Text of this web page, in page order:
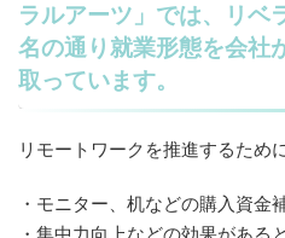
ラルアーツ」では、リベ
名の通り就業形態を会社
取っています。
リモートワークを推進するために
・モニター、机などの購入資金